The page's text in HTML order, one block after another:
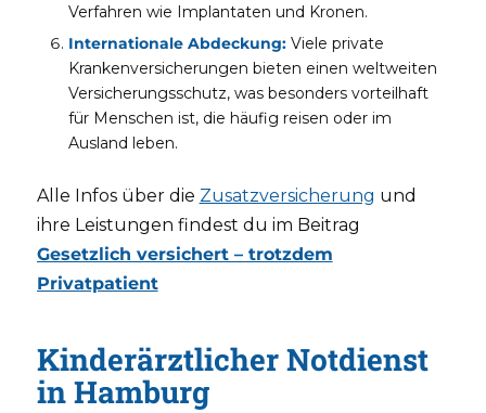
Verfahren wie Implantaten und Kronen.
Internationale Abdeckung:Viele private
Krankenversicherungen bieten einen weltweiten
Versicherungsschutz, was besonders vorteilhaft
für Menschen ist, die häufig reisen oder im
Ausland leben.
Alle Infos über die Zusatzversicherung und
ihre Leistungen findest du im Beitrag
Gesetzlich versichert – trotzdem
Privatpatient
Kinderärztlicher Notdienst
in Hamburg